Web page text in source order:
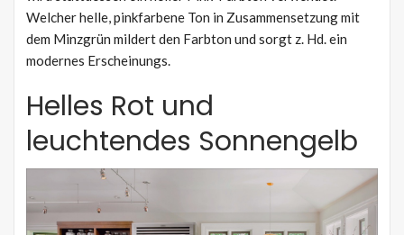
Welcher helle, pinkfarbene Ton in Zusammensetzung mit
dem Minzgrün mildert den Farbton und sorgt z. Hd. ein
modernes Erscheinungs.
Helles Rot und
leuchtendes Sonnengelb